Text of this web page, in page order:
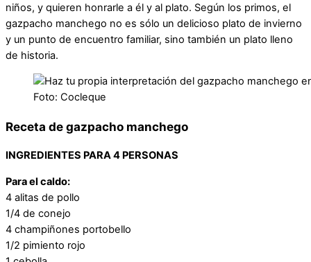
niños, y quieren honrarle a él y al plato. Según los primos, el
gazpacho manchego no es sólo un delicioso plato de invierno
y un punto de encuentro familiar, sino también un plato lleno
de historia.
Foto: Cocleque
Receta de gazpacho manchego
INGREDIENTES PARA 4 PERSONAS
Para el caldo:
4 alitas de pollo
1/4 de conejo
4 champiñones portobello
1/2 pimiento rojo